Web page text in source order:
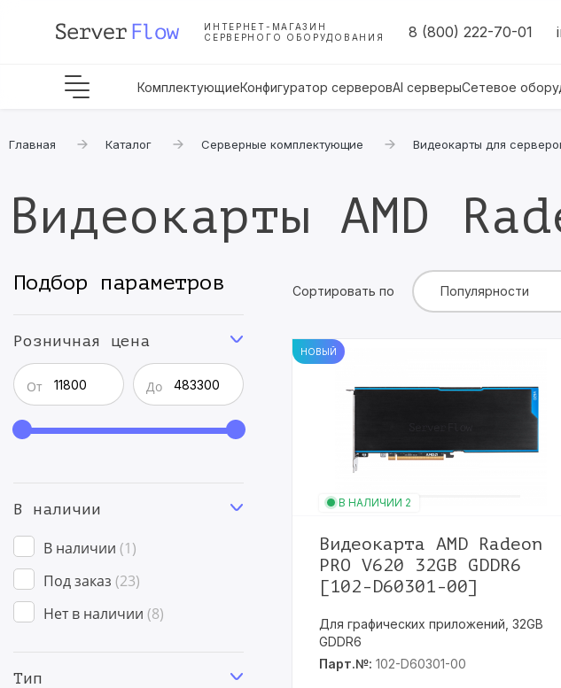
ИНТЕРНЕТ-МАГАЗИН
СЕРВЕРНОГО ОБОРУДОВАНИЯ
8 (800) 222-70-01
КомплектующиеКонфигуратор серверовAI серверыСетевое
Главная Каталог Серверные комплектующие Видеокарты для
Видеокарты AMD
Подбор параметров
Розничная цена
От До
В наличии
В наличии 1
Под заказ 23
Нет в наличии 8
Тип
Сортировать по Популярности
НОВЫЙ
В НАЛИЧИИ 2
Видеокарта AMD Radeon
PRO V620 32GB GDDR6
[102-D60301-00]
Для графических приложений, 32GB
GDDR6
Парт.№: 102-D60301-00